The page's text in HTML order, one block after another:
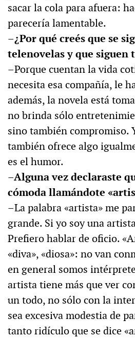
sacar la cola para afuera:
parecería lamentable.
–¿Por qué creés que se
telenovelas y que siguen
–Porque cuentan la vida
necesita esa compañía, le
además, la novela está
no brinda sólo
sino también compromiso.
también ofrece algo
es el humor.
–Alguna vez declaraste
cómoda llamándote
–La palabra «artista» me
grande. Si yo soy una
Prefiero hablar de oficio.
«diva», «diosa»: no van
en general somos
artista tiene más que ver
un todo, no sólo con la
sea excesiva modestia de
tanto ridículo que se dice